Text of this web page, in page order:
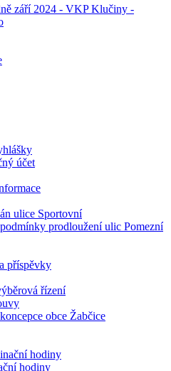
září 2024 - VKP Klučiny -
účet
ulice Sportovní
prodloužení ulic Pomezní
příspěvky
řízení
obce Žabčice
hodiny
hodiny